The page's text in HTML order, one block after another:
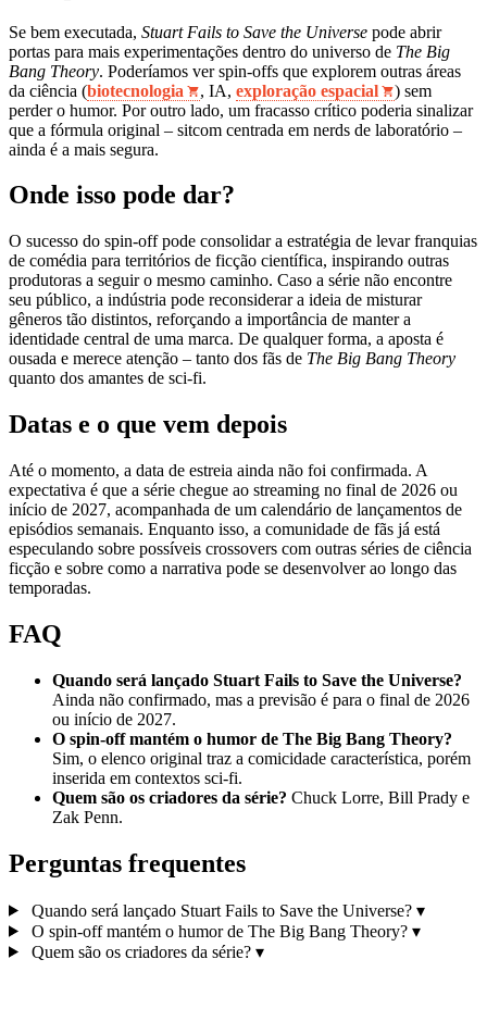
Se bem executada, Stuart Fails to Save the Universe pode abrir
portas para mais experimentações dentro do universo de The Big
Bang Theory. Poderíamos ver spin‑offs que explorem outras áreas
da ciência (biotecnologia , IA, exploração espacial
) sem
perder o humor. Por outro lado, um fracasso crítico poderia sinalizar
que a fórmula original – sitcom centrada em nerds de laboratório –
ainda é a mais segura.
Onde isso pode dar?
O sucesso do spin‑off pode consolidar a estratégia de levar franquias
de comédia para territórios de ficção científica, inspirando outras
produtoras a seguir o mesmo caminho. Caso a série não encontre
seu público, a indústria pode reconsiderar a ideia de misturar
gêneros tão distintos, reforçando a importância de manter a
identidade central de uma marca. De qualquer forma, a aposta é
ousada e merece atenção – tanto dos fãs de The Big Bang Theory
quanto dos amantes de sci‑fi.
Datas e o que vem depois
Até o momento, a data de estreia ainda não foi confirmada. A
expectativa é que a série chegue ao streaming no final de 2026 ou
início de 2027, acompanhada de um calendário de lançamentos de
episódios semanais. Enquanto isso, a comunidade de fãs já está
especulando sobre possíveis crossovers com outras séries de ciência
ficção e sobre como a narrativa pode se desenvolver ao longo das
temporadas.
FAQ
Quando será lançado Stuart Fails to Save the Universe?
Ainda não confirmado, mas a previsão é para o final de 2026
ou início de 2027.
O spin‑off mantém o humor de The Big Bang Theory?
Sim, o elenco original traz a comicidade característica, porém
inserida em contextos sci‑fi.
Quem são os criadores da série? Chuck Lorre, Bill Prady e
Zak Penn.
Perguntas frequentes
Quando será lançado Stuart Fails to Save the Universe? ▾
O spin‑off mantém o humor de The Big Bang Theory? ▾
Quem são os criadores da série? ▾